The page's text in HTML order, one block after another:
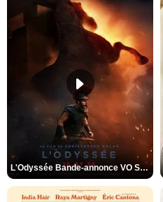
L'Odyssée Bande-annonce VO STFR